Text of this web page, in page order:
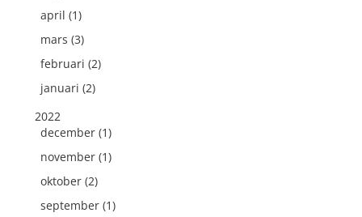
april (1)
mars (3)
februari (2)
januari (2)
2022
december (1)
november (1)
oktober (2)
september (1)